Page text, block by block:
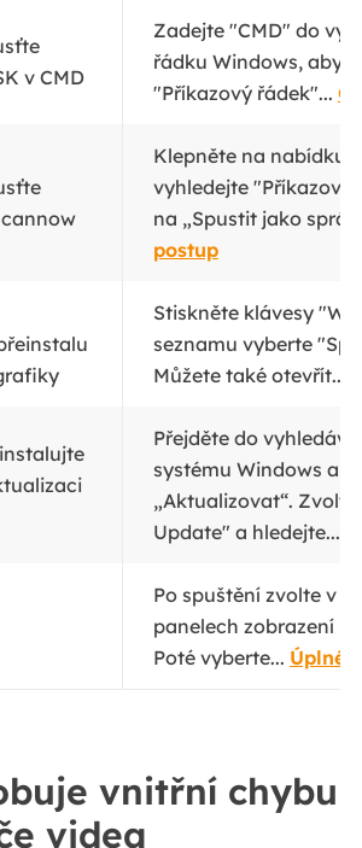
v CMD
Zadejte "CMD" do
řádku Windows, aby
"Příkazový řádek"...
Klepněte na nabídku
vyhledejte "Příkazový
na „Spustit jako
postup
Stiskněte klávesy
seznamu vyberte
Můžete také otevřít...
Přejděte do
systému Windows a
„Aktualizovat“.
Update" a hledejte...
Po spuštění zvolte v
panelech zobrazení
Poté vyberte... Úplné
vnitřní chybu
videa